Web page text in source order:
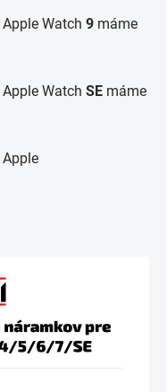
Watch 9 máme
Watch SE máme